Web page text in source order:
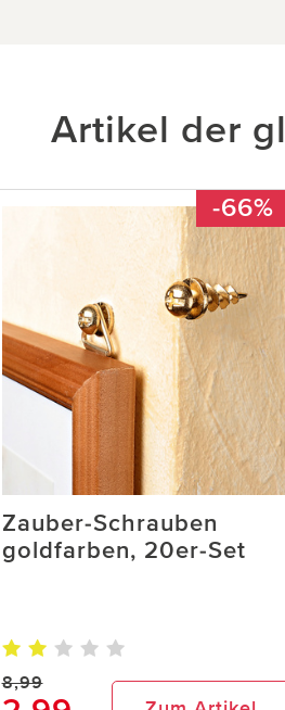
Artikel der
-66%
Zauber-Schrauben
goldfarben, 20er-Set
8,99